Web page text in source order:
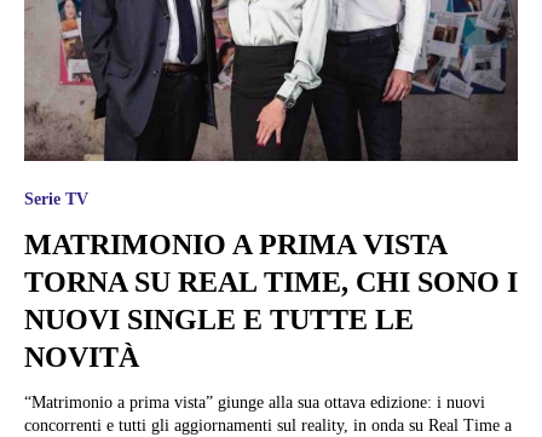
Serie TV
MATRIMONIO A PRIMA VISTA
TORNA SU REAL TIME, CHI SONO I
NUOVI SINGLE E TUTTE LE
NOVITÀ
“Matrimonio a prima vista” giunge alla sua ottava edizione: i nuovi
concorrenti e tutti gli aggiornamenti sul reality, in onda su Real Time a